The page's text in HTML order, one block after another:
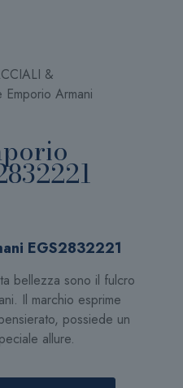
&
Emporio Armani
EGS2832221
bellezza sono il fulcro
Il marchio esprime
possiede un
allure.